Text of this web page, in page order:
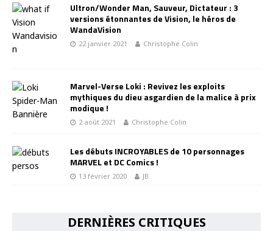
Ultron/Wonder Man, Sauveur, Dictateur : 3
versions étonnantes de Vision, le héros de
WandaVision
22 janvier 2021 Christophe Colin
Marvel-Verse Loki : Revivez les exploits
mythiques du dieu asgardien de la malice à prix
modique !
2 août 2021 Christophe Colin
Les débuts INCROYABLES de 10 personnages
MARVEL et DC Comics !
13 février 2020 JB
DERNIÈRES CRITIQUES